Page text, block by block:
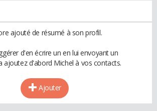
ajouté de résumé à son profil.
d'en écrire un en lui envoyant un
ajoutez d'abord Michel à vos contacts.
Ajouter